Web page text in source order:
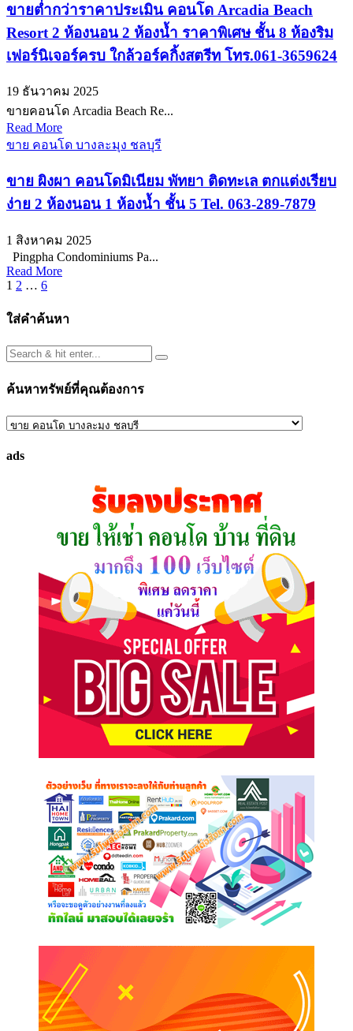
ขายต่ำกว่าราคาประเมิน คอนโด Arcadia Beach
Resort 2 ห้องนอน 2 ห้องน้ำ ราคาพิเศษ ชั้น 8 ห้องริม
เฟอร์นิเจอร์ครบ ใกล้วอร์คกิ้งสตรีท โทร.061-3659624
19 ธันวาคม 2025
ขายคอนโด Arcadia Beach Re...
Read More
ขาย คอนโด บางละมุง ชลบุรี
ขาย ผิงผา คอนโดมิเนียม พัทยา ติดทะเล ตกแต่งเรียบ
ง่าย 2 ห้องนอน 1 ห้องน้ำ ชั้น 5 Tel. 063-289-7879
1 สิงหาคม 2025
Pingpha Condominiums Pa...
Read More
Posts
pagination
1 2 … 6
ใส่คำค้นหา
ค้นหาทรัพย์ที่คุณต้องการ
ค้นหา
ที่
ads